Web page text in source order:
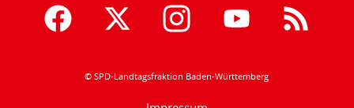
© SPD-Landtagsfraktion Baden-Württemberg